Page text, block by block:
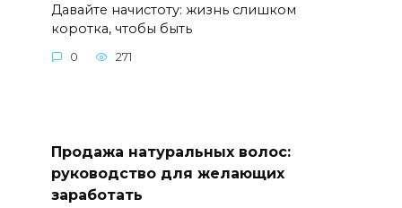
Давайте начистоту: жизнь слишком
коротка, чтобы быть
0 271
Продажа натуральных волос:
руководство для желающих
заработать